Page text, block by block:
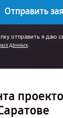
Отправить
отправить я даю
данных.